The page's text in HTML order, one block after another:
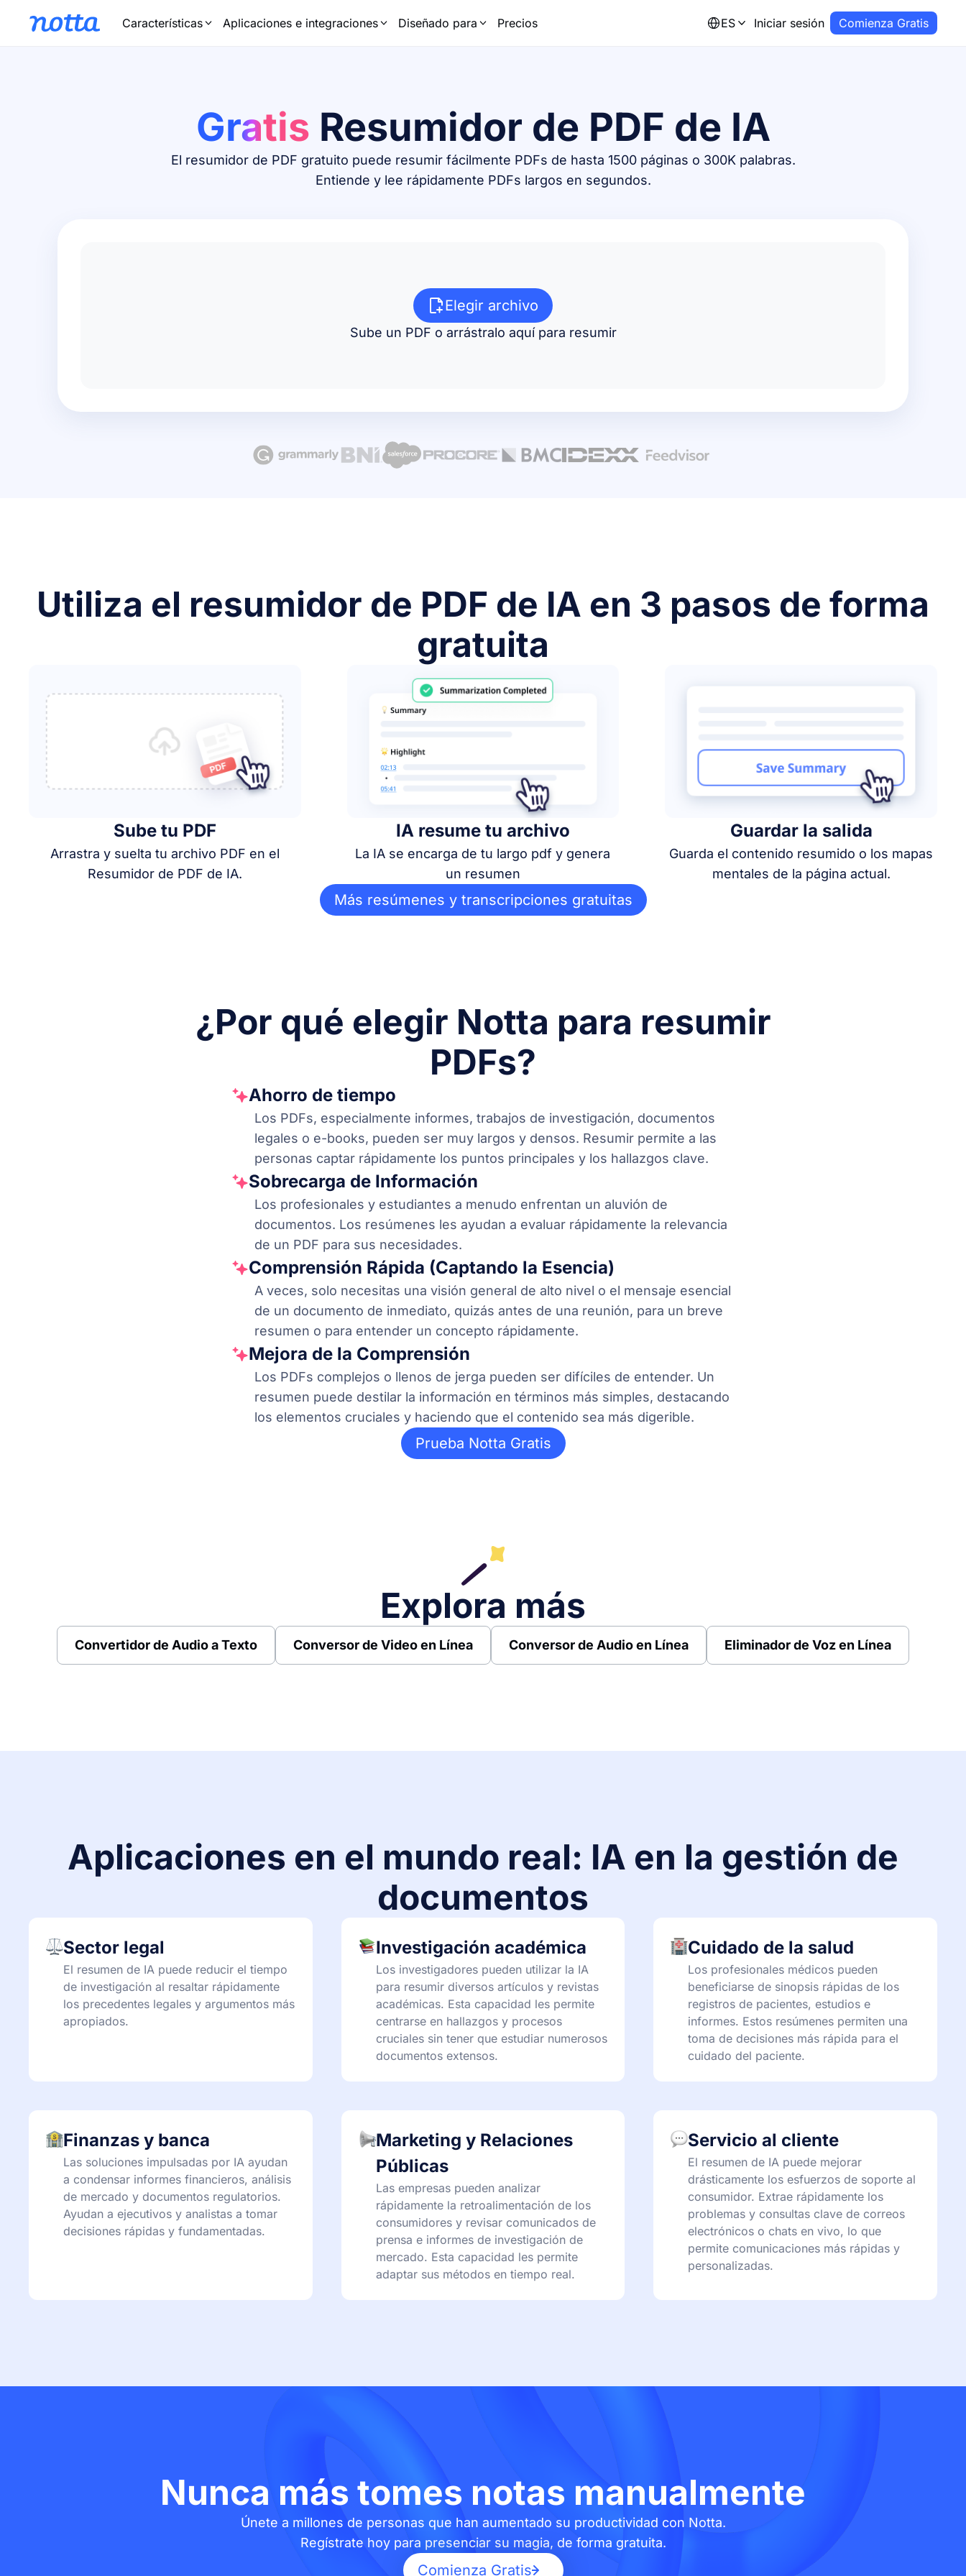
Características Aplicaciones e integraciones Diseñado para Precios ES Iniciar sesión Comienza Gratis
Gratis Resumidor de PDF de IA
El resumidor de PDF gratuito puede resumir fácilmente PDFs de hasta 1500 páginas o 300K palabras.
Entiende y lee rápidamente PDFs largos en segundos.
Elegir archivo
Sube un PDF o arrástralo aquí para resumir
Utiliza el resumidor de PDF de IA en 3 pasos de forma
gratuita
Sube tu PDF
Arrastra y suelta tu archivo PDF en el
Resumidor de PDF de IA.
IA resume tu archivo
La IA se encarga de tu largo pdf y genera
un resumen
Guardar la salida
Guarda el contenido resumido o los mapas
mentales de la página actual.
Más resúmenes y transcripciones gratuitas
¿Por qué elegir Notta para resumir
PDFs?
Ahorro de tiempo
Los PDFs, especialmente informes, trabajos de investigación, documentos
legales o e-books, pueden ser muy largos y densos. Resumir permite a las
personas captar rápidamente los puntos principales y los hallazgos clave.
Sobrecarga de Información
Los profesionales y estudiantes a menudo enfrentan un aluvión de
documentos. Los resúmenes les ayudan a evaluar rápidamente la relevancia
de un PDF para sus necesidades.
Comprensión Rápida (Captando la Esencia)
A veces, solo necesitas una visión general de alto nivel o el mensaje esencial
de un documento de inmediato, quizás antes de una reunión, para un breve
resumen o para entender un concepto rápidamente.
Mejora de la Comprensión
Los PDFs complejos o llenos de jerga pueden ser difíciles de entender. Un
resumen puede destilar la información en términos más simples, destacando
los elementos cruciales y haciendo que el contenido sea más digerible.
Prueba Notta Gratis
Explora más
Convertidor de Audio a Texto Conversor de Video en Línea Conversor de Audio en Línea Eliminador de Voz en Línea
Aplicaciones en el mundo real: IA en la gestión de
documentos
Sector legal
El resumen de IA puede reducir el tiempo
de investigación al resaltar rápidamente
los precedentes legales y argumentos más
apropiados.
Investigación académica
Los investigadores pueden utilizar la IA
para resumir diversos artículos y revistas
académicas. Esta capacidad les permite
centrarse en hallazgos y procesos
cruciales sin tener que estudiar numerosos
documentos extensos.
Cuidado de la salud
Los profesionales médicos pueden
beneficiarse de sinopsis rápidas de los
registros de pacientes, estudios e
informes. Estos resúmenes permiten una
toma de decisiones más rápida para el
cuidado del paciente.
Finanzas y banca
Las soluciones impulsadas por IA ayudan
a condensar informes financieros, análisis
de mercado y documentos regulatorios.
Ayudan a ejecutivos y analistas a tomar
decisiones rápidas y fundamentadas.
Marketing y Relaciones
Públicas
Las empresas pueden analizar
rápidamente la retroalimentación de los
consumidores y revisar comunicados de
prensa e informes de investigación de
mercado. Esta capacidad les permite
adaptar sus métodos en tiempo real.
Servicio al cliente
El resumen de IA puede mejorar
drásticamente los esfuerzos de soporte al
consumidor. Extrae rápidamente los
problemas y consultas clave de correos
electrónicos o chats en vivo, lo que
permite comunicaciones más rápidas y
personalizadas.
Nunca más tomes notas manualmente
Únete a millones de personas que han aumentado su productividad con Notta.
Regístrate hoy para presenciar su magia, de forma gratuita.
Comienza Gratis